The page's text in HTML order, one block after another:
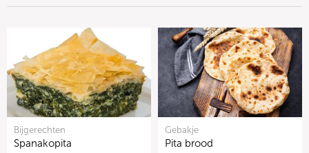
Bijgerechten
Spanakopita
Gebakje
Pita brood